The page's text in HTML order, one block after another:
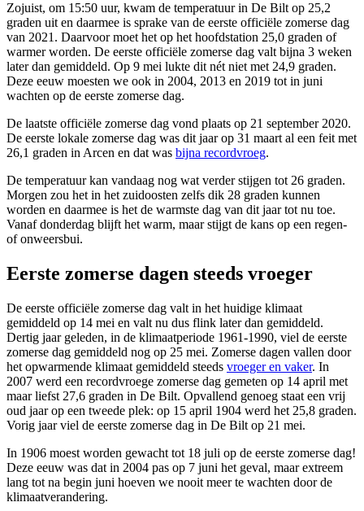
Zojuist, om 15:50 uur, kwam de temperatuur in De Bilt op 25,2
graden uit en daarmee is sprake van de eerste officiële zomerse dag
van 2021. Daarvoor moet het op het hoofdstation 25,0 graden of
warmer worden. De eerste officiële zomerse dag valt bijna 3 weken
later dan gemiddeld. Op 9 mei lukte dit nét niet met 24,9 graden.
Deze eeuw moesten we ook in 2004, 2013 en 2019 tot in juni
wachten op de eerste zomerse dag.
De laatste officiële zomerse dag vond plaats op 21 september 2020.
De eerste lokale zomerse dag was dit jaar op 31 maart al een feit met
26,1 graden in Arcen en dat was bijna recordvroeg.
De temperatuur kan vandaag nog wat verder stijgen tot 26 graden.
Morgen zou het in het zuidoosten zelfs dik 28 graden kunnen
worden en daarmee is het de warmste dag van dit jaar tot nu toe.
Vanaf donderdag blijft het warm, maar stijgt de kans op een regen-
of onweersbui.
Eerste zomerse dagen steeds vroeger
De eerste officiële zomerse dag valt in het huidige klimaat
gemiddeld op 14 mei en valt nu dus flink later dan gemiddeld.
Dertig jaar geleden, in de klimaatperiode 1961-1990, viel de eerste
zomerse dag gemiddeld nog op 25 mei. Zomerse dagen vallen door
het opwarmende klimaat gemiddeld steeds vroeger en vaker. In
2007 werd een recordvroege zomerse dag gemeten op 14 april met
maar liefst 27,6 graden in De Bilt. Opvallend genoeg staat een vrij
oud jaar op een tweede plek: op 15 april 1904 werd het 25,8 graden.
Vorig jaar viel de eerste zomerse dag in De Bilt op 21 mei.
In 1906 moest worden gewacht tot 18 juli op de eerste zomerse dag!
Deze eeuw was dat in 2004 pas op 7 juni het geval, maar extreem
lang tot na begin juni hoeven we nooit meer te wachten door de
klimaatverandering.